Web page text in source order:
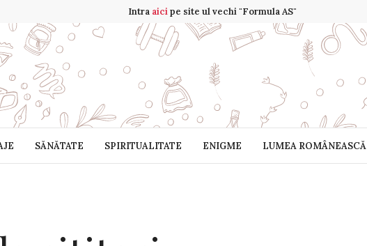
Intra aicipe site ul vechi "Formula AS"
SĂNĂTATE SPIRITUALITATE ENIGME LUMEA ROMÂNEASCĂ